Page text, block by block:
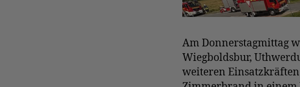
Am Donnerstagmittag
Wiegboldsbur,
weiteren